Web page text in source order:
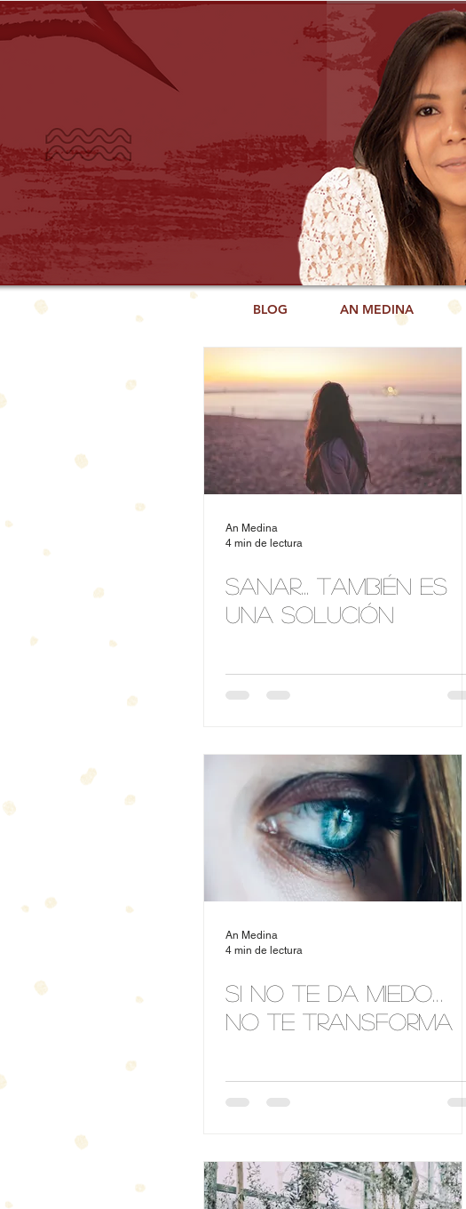
BLOG AN MEDINA
An Medina
4 min de lectura
Sanar... También es
una solución
An Medina
4 min de lectura
Si no te da miedo…
No te transforma